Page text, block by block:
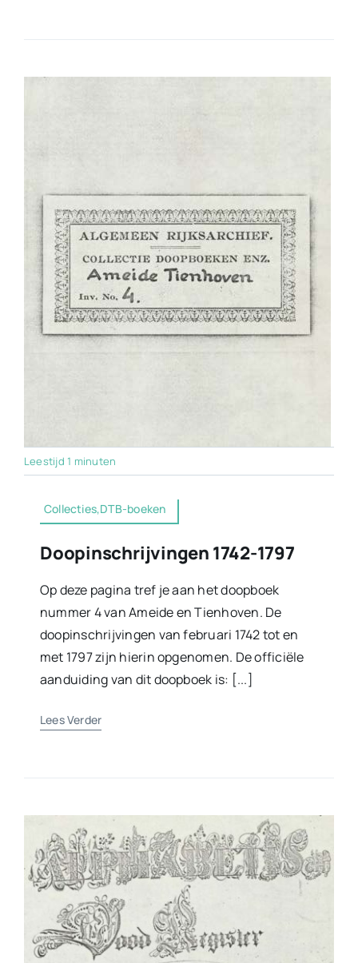
Leestijd 1 minuten
Collecties,DTB-boeken
Doopinschrijvingen 1742-1797
Op deze pagina tref je aan het doopboek
nummer 4 van Ameide en Tienhoven. De
doopinschrijvingen van februari 1742 tot en
met 1797 zijn hierin opgenomen. De officiële
aanduiding van dit doopboek is: [...]
Lees Verder